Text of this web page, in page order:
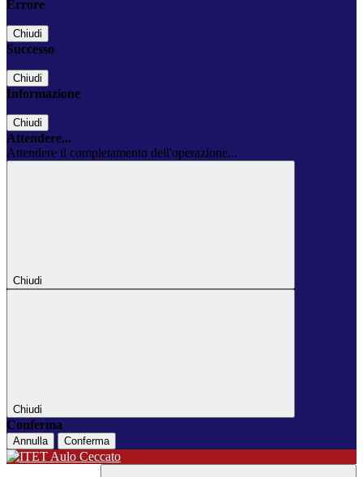
Errore
Chiudi
Successo
Chiudi
Informazione
Chiudi
Attendere...
Attendere il completamento dell'operazione...
Chiudi
Chiudi
Conferma
Annulla Conferma